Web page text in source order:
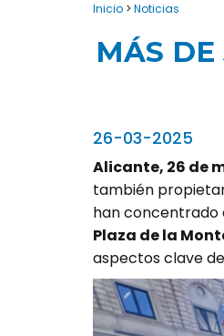
Inicio > Noticias
MÁS DE
26-03-2025
Alicante, 26 de
también
han concentrado
Plaza de la
aspectos clave